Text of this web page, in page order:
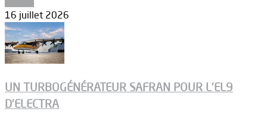
16 juillet 2026
UN TURBOGÉNÉRATEUR SAFRAN POUR L’EL9
D’ELECTRA